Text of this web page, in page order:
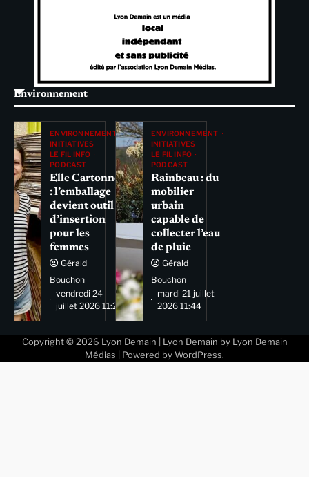
Environnement
ENVIRONNEMENT
INITIATIVES
LE FIL INFO
PODCAST
Elle Cartonne
: l’emballage
devient outil
d’insertion
pour les
femmes
Gérald
Bouchon
vendredi 24
juillet 2026 11:29
ENVIRONNEMENT
INITIATIVES
LE FIL INFO
PODCAST
Rainbeau : du
mobilier
urbain
capable de
collecter l’eau
de pluie
Gérald
Bouchon
mardi 21 juillet
2026 11:44
Copyright © 2026 Lyon Demain | Lyon Demain by Lyon Demain
Médias | Powered by WordPress.